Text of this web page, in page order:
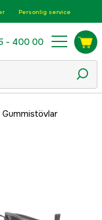
Personlig service
- 400 00